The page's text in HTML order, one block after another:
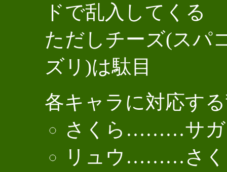
ドで乱入してくる
ただしチーズ(スパ
ズリ)は駄目
各キャラに対応す
さくら………サガ
リュウ………さ